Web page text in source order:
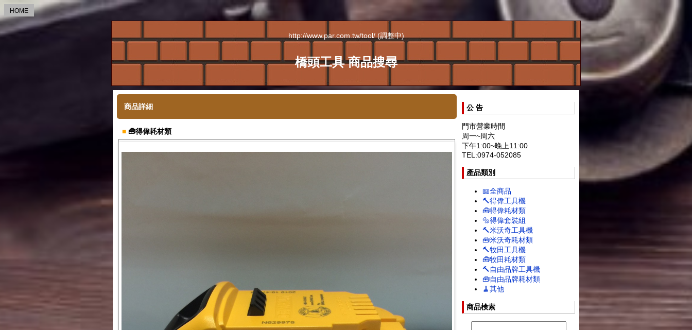
HOME
http://www.par.com.tw/tool/ (調整中)
橋頭工具 商品搜尋
商品詳細
■ 🧰得偉耗材類
公 告
門市營業時間
周一~周六
下午1:00~晚上11:00
TEL:0974-052085
產品類別
📖全商品
🔨得偉工具機
🧰得偉耗材類
🔩得偉套裝組
🔨米沃奇工具機
🧰米沃奇耗材類
🔨牧田工具機
🧰牧田耗材類
🔨自由品牌工具機
🧰自由品牌耗材類
🧹其他
商品検索